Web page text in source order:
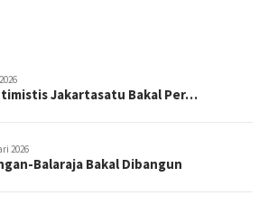
Jakartasatu Bakal Per…
2026
Balaraja Bakal Dibangun